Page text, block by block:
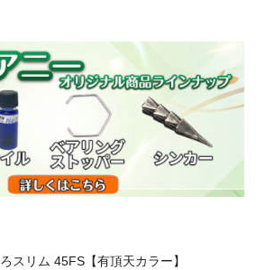
スリム 45FS【有頂天カラー】